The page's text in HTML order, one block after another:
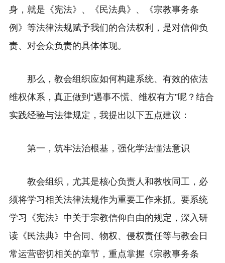
身，就是《宪法》 、《民法典》、《宗教事务条
例》等法律法规赋予我们的合法权利，是对信仰负
责、对会众负责的具体体现。
那么，教会组织应如何构建系统、有效的依法
维权体系，真正做到“遇事不慌、维权有方”呢？结合
实践经验与法律规定，我提出以下五点建议：
第一，筑牢法治根基，强化学法懂法意识
教会组织，尤其是核心负责人和教牧同工，必
须将学习相关法律法规作为重要工作来抓。要系统
学习《宪法》中关于宗教信仰自由的规定，深入研
读《民法典》中合同、物权、侵权责任等与教会日
常运营密切相关的章节，重点掌握《宗教事务条